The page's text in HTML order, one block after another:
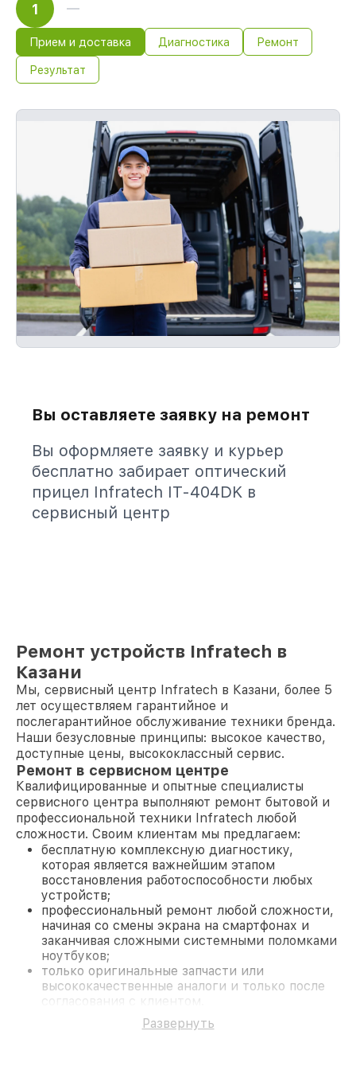
1
Прием и доставка Диагностика Ремонт
Результат
Вы оставляете заявку на ремонт
Вы оформляете заявку и курьер
бесплатно забирает оптический
прицел Infratech IT-404DK в
сервисный центр
Ремонт устройств Infratech в
Казани
Мы, сервисный центр Infratech в Казани, более 5
лет осуществляем гарантийное и
послегарантийное обслуживание техники бренда.
Наши безусловные принципы: высокое качество,
доступные цены, высококлассный сервис.
Ремонт в сервисном центре
Квалифицированные и опытные специалисты
сервисного центра выполняют ремонт бытовой и
профессиональной техники Infratech любой
сложности. Своим клиентам мы предлагаем:
бесплатную комплексную диагностику,
которая является важнейшим этапом
восстановления работоспособности любых
устройств;
профессиональный ремонт любой сложности,
начиная со смены экрана на смартфонах и
заканчивая сложными системными поломками
ноутбуков;
только оригинальные запчасти или
высококачественные аналоги и только после
согласования с клиентом.
На все работы и замененные комплектующие
предоставляется длительная гарантия. В случае
Развернуть